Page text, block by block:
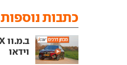
כתבות נוספות
וידאו